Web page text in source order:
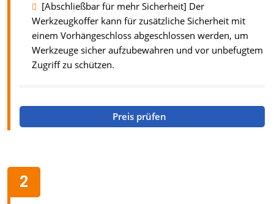
[Abschließbar für mehr Sicherheit] Der
Werkzeugkoffer kann für zusätzliche Sicherheit mit
einem Vorhängeschloss abgeschlossen werden, um
Werkzeuge sicher aufzubewahren und vor unbefugtem
Zugriff zu schützen.
Preis prüfen